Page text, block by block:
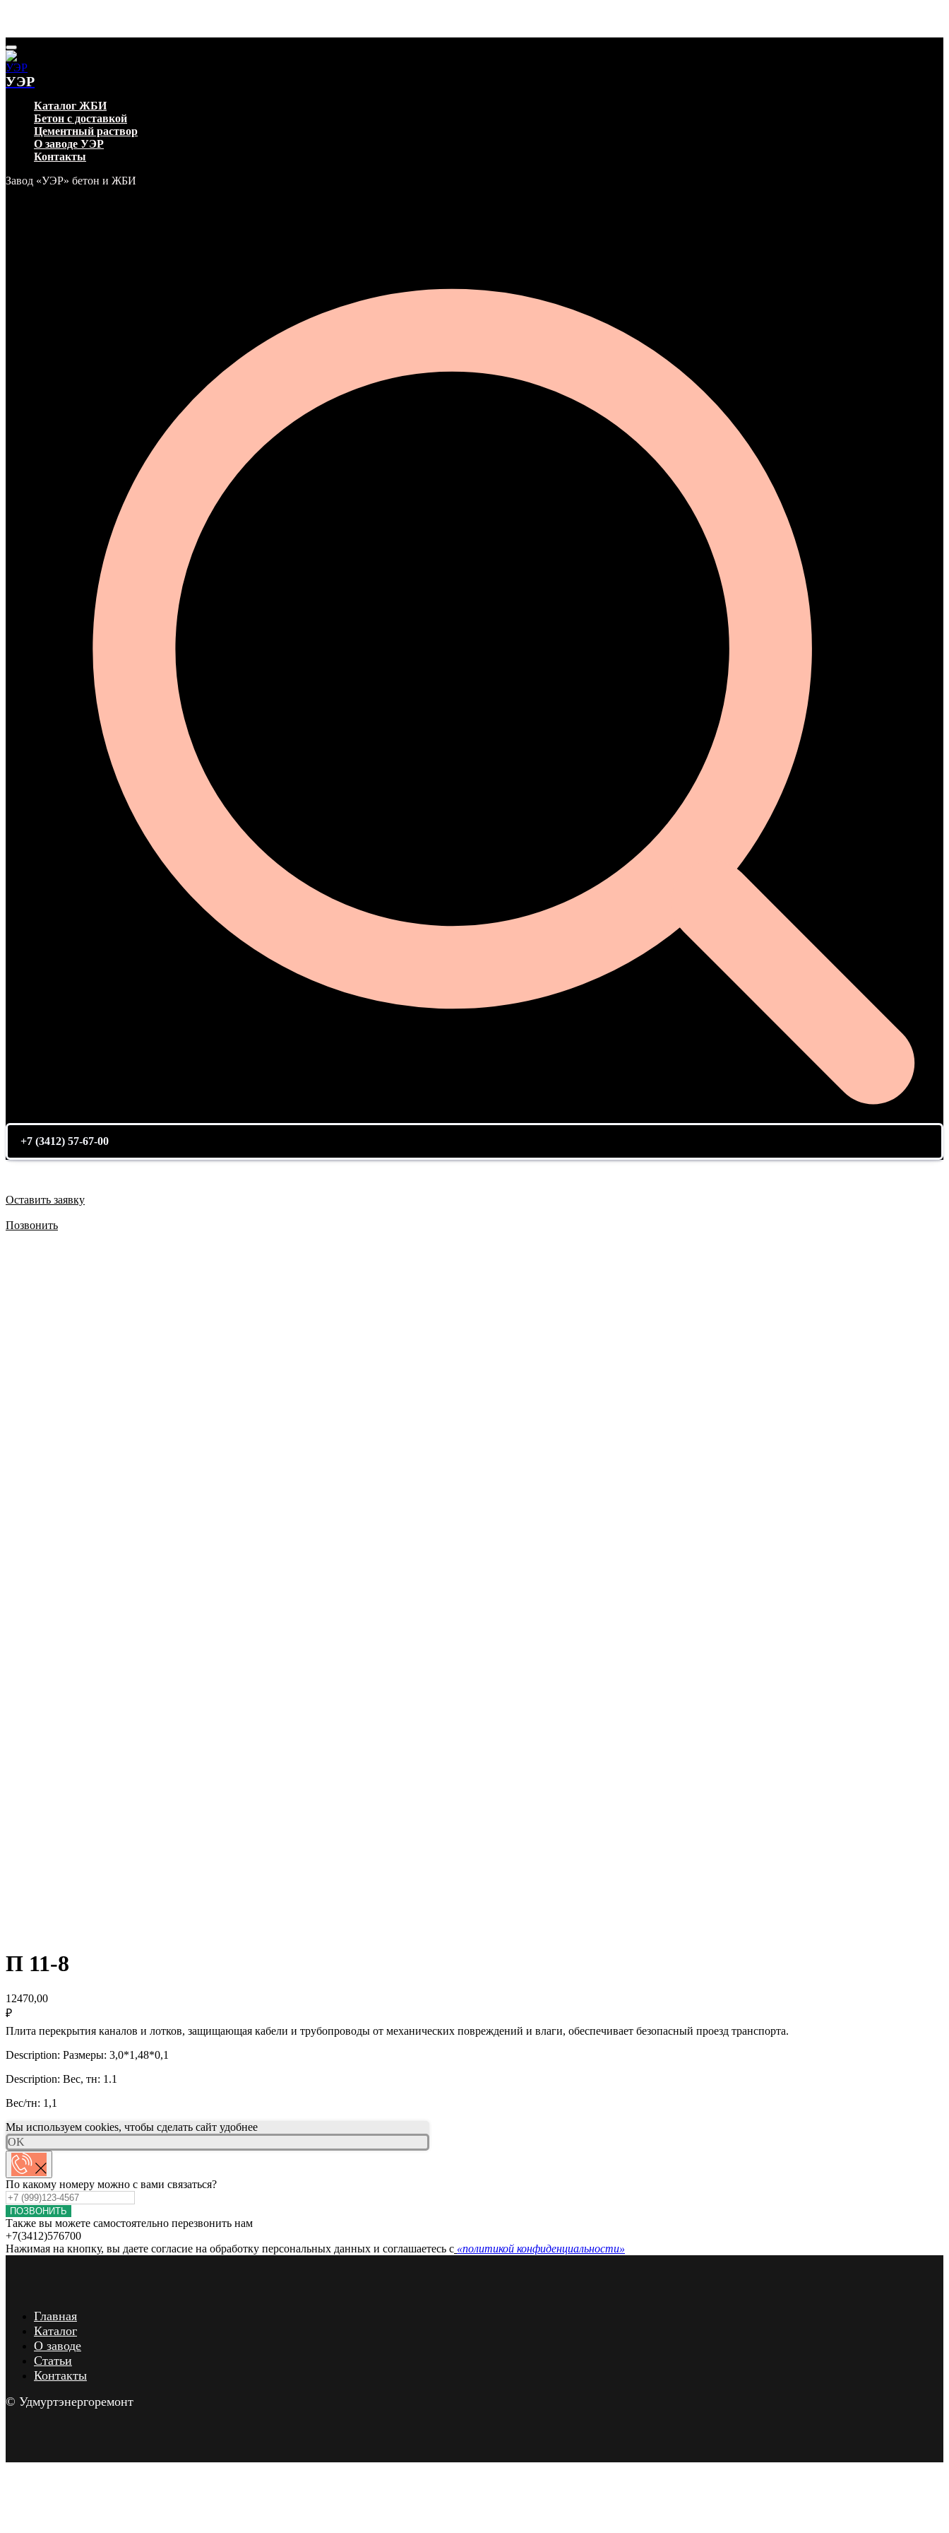
УЭР
Каталог ЖБИ
Бетон с доставкой
Цементный раствор
О заводе УЭР
Контакты
Завод «УЭР» бетон и ЖБИ
+7 (3412) 57-67-00
Оставить заявку
Позвонить
П 11-8
12470,00
₽
Плита перекрытия каналов и лотков, защищающая кабели и трубопроводы от механических повреждений и влаги, обеспечивает безопасный проезд транспорта.
Description: Размеры: 3,0*1,48*0,1
Description: Вес, тн: 1.1
Вес/тн: 1,1
Мы используем cookies, чтобы сделать сайт удобнее
OK
По какому номеру можно с вами связаться?
ПОЗВОНИТЬ
Также вы можете самостоятельно перезвонить нам
+7(3412)576700
Нажимая на кнопку, вы даете согласие на обработку персональных данных и соглашаетесь c «политикой конфиденциальности»
Главная
Каталог
О заводе
Статьи
Контакты
© Удмуртэнергоремонт